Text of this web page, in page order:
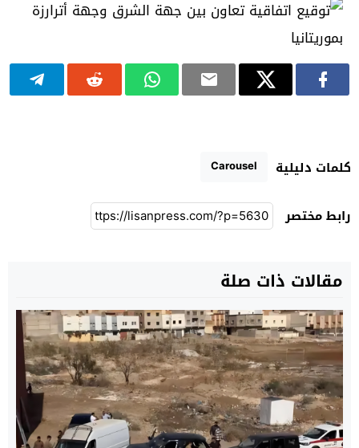
كلمات دليلية Carousel
رابط مختصر
مقالات ذات صلة